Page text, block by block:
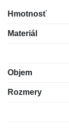
Hmotnosť
Materiál
Objem
Rozmery